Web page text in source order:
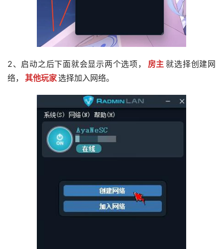
2、启动之后下面就会显示两个选项， 房主 就选择创建网
络，
其他玩家 选择加入网络。